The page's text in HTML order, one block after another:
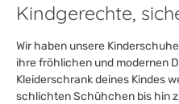
Kindgerechte,
Wir haben unsere
ihre fröhlichen und modernen
Kleiderschrank deines Kindes
schlichten Schühchen bis hin